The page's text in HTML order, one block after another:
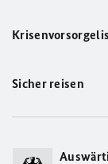
Sicher reisen